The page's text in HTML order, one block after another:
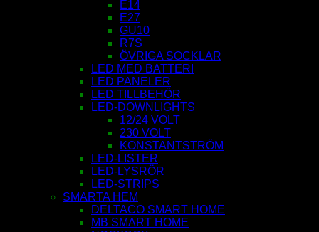
E14
E27
GU10
R7S
ÖVRIGA SOCKLAR
LED MED BATTERI
LED PANELER
LED TILLBEHÖR
LED-DOWNLIGHTS
12/24 VOLT
230 VOLT
KONSTANTSTRÖM
LED-LISTER
LED-LYSRÖR
LED-STRIPS
SMARTA HEM
DELTACO SMART HOME
MB SMART HOME